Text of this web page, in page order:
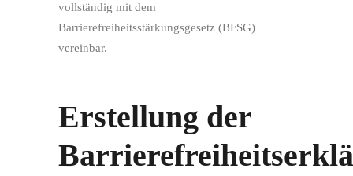
vollständig mit dem
Barrierefreiheitsstärkungsgesetz (BFSG)
vereinbar.
Erstellung der